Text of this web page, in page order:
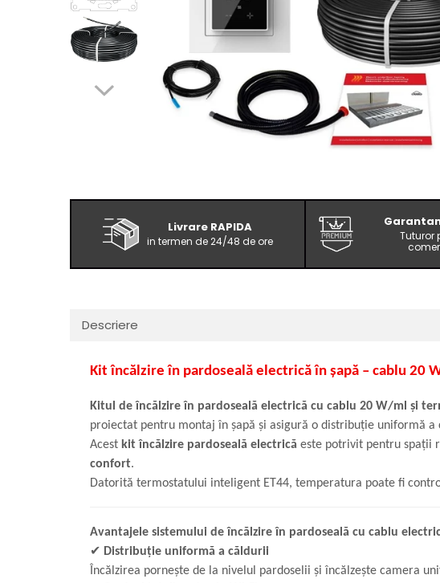
Livrare RAPIDA
in termen de 24/48 de ore
Tuturor
Descriere
Kit încălzire în pardoseală electrică în șapă – cablu 20
Kitul de încălzire în pardoseală electrică cu cablu 20 W/ml și
proiectat pentru montaj în șapă și asigură o distribuție uniformă
Acest kit încălzire pardoseală electrică este potrivit pentru spații
confort.
Datorită termostatului inteligent ET44, temperatura poate fi
Avantajele sistemului de încălzire în pardoseală cu cablu
✔ Distribuție uniformă a căldurii
Încălzirea pornește de la nivelul pardoselii și încălzește camera